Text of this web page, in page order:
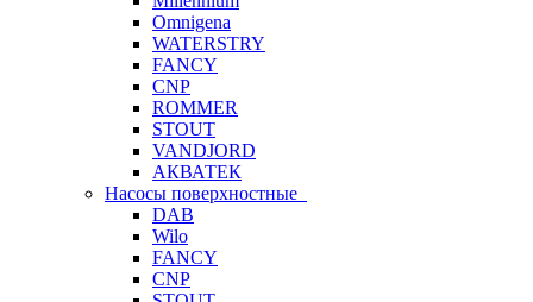
Omnigena
WATERSTRY
FANCY
CNP
ROMMER
STOUT
VANDJORD
АКВАТЕК
Насосы поверхностные
DAB
Wilo
FANCY
CNP